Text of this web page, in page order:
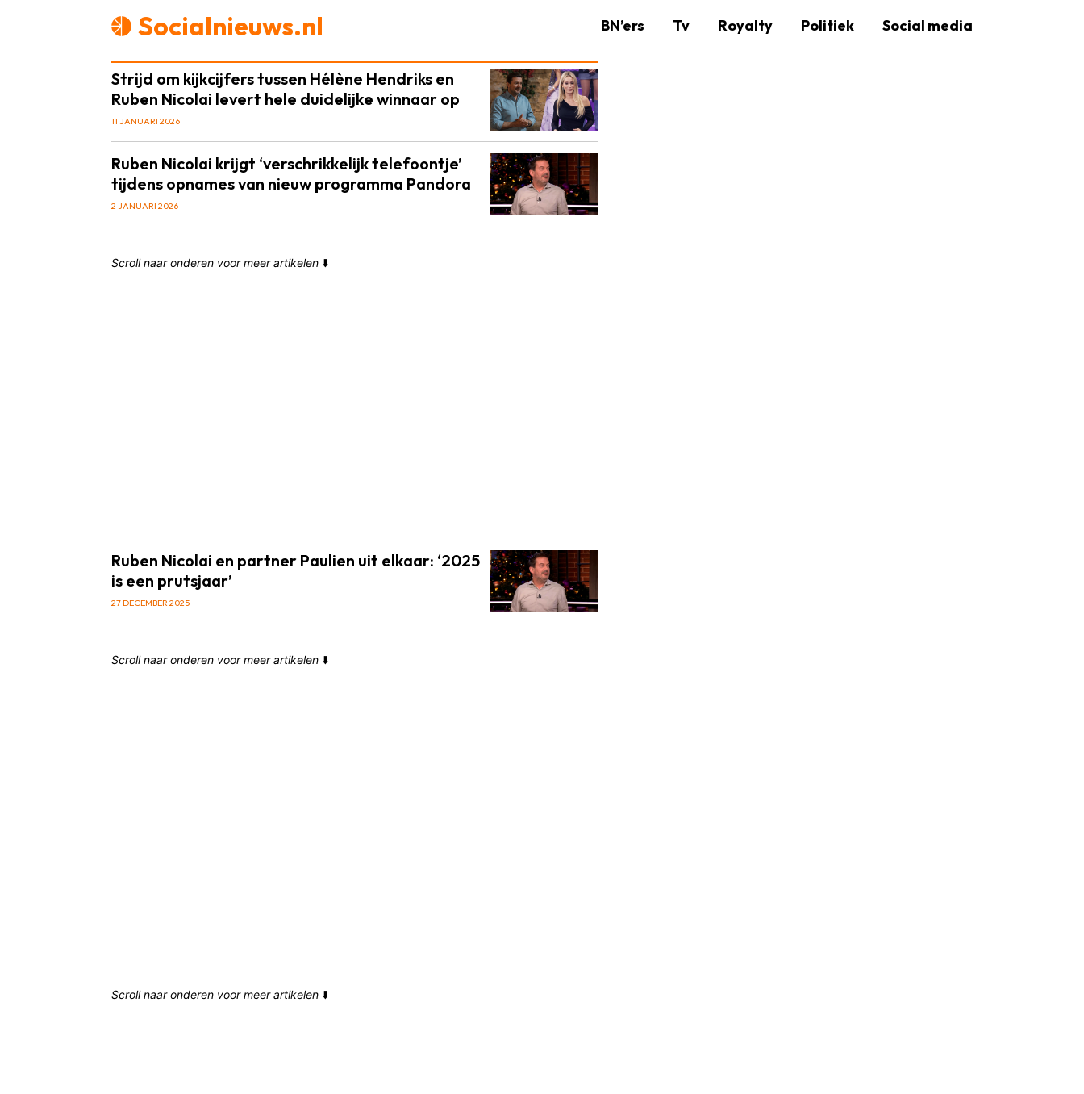
Socialnieuws.nl BN’ers Tv Royalty Politiek Social media
Strijd om kijkcijfers tussen Hélène Hendriks en
Ruben Nicolai levert hele duidelijke winnaar op
11 JANUARI 2026
Ruben Nicolai krijgt ‘verschrikkelijk telefoontje’
tijdens opnames van nieuw programma Pandora
2 JANUARI 2026
Scroll naar onderen voor meer artikelen ⬇️
Ruben Nicolai en partner Paulien uit elkaar: ‘2025
is een prutsjaar’
27 DECEMBER 2025
Scroll naar onderen voor meer artikelen ⬇️
Scroll naar onderen voor meer artikelen ⬇️